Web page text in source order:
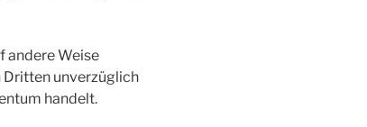
andere Weise
unverzüglich
handelt.